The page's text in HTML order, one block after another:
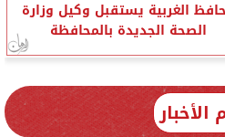
الغربية يستقبل وكيل وزارة
الصحة الجديدة بالمحافظة
الأخبار